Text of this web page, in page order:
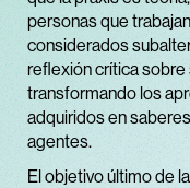
personas que
considerados
reflexión crítica sobre
transformando los
adquiridos en
agentes.
El objetivo último de